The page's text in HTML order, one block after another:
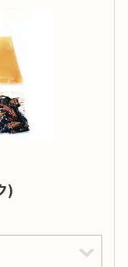
610円 ※税込)。
)
カリウムやリ